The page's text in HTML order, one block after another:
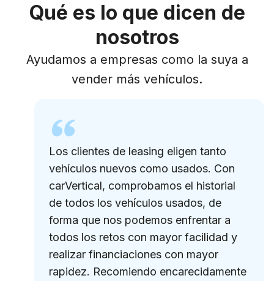
Qué es lo que dicen de
nosotros
Ayudamos a empresas como la suya a
vender más vehículos.
Los clientes de leasing eligen tanto
vehículos nuevos como usados. Con
carVertical, comprobamos el historial
de todos los vehículos usados, de
forma que nos podemos enfrentar a
todos los retos con mayor facilidad y
realizar financiaciones con mayor
rapidez. Recomiendo encarecidamente